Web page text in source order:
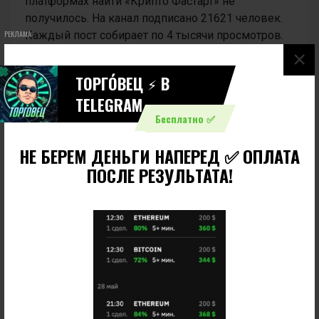
РЕКЛАМА
ТОРГО́ВЕЦ ⚡️ В
TELEGRAM
Бесплатно ✅
НЕ БЕРЕМ ДЕНЬГИ НАПЕРЕД ✅ ОПЛАТА
ПОСЛЕ РЕЗУЛЬТАТА!
×
получилось. На канал подписано 21621 человек.
Каждый пост собирает по 4 тысячи просмотров.